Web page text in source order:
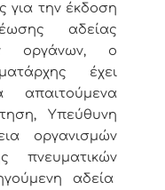
για την έκδοση
αδείας
οργάνων, ο
έχει
απαιτούμενα
Υπεύθυνη
οργανισμών
πνευματικών
αδεία